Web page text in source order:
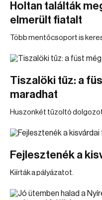
Holtan találták
elmerült fiatalt
Több mentőcsoport is
Tiszalöki tűz: a
maradhat
Huszonkét tűzoltó
Fejlesztenék a
Kiírták a pályázatot.